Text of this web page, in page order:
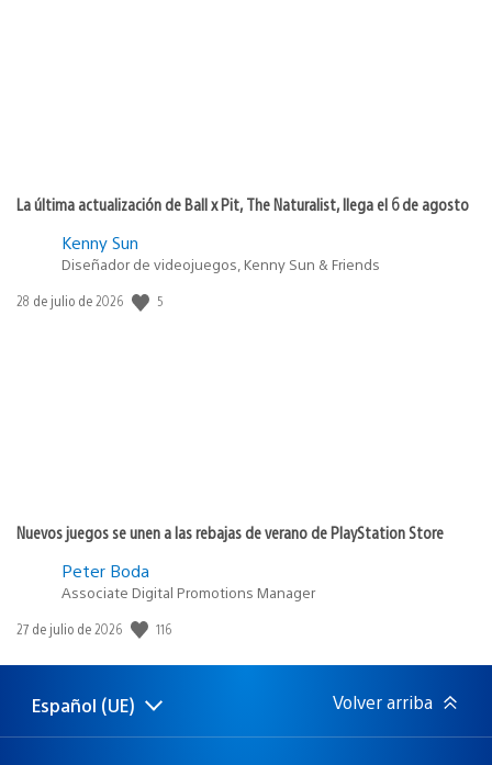
La última actualización de Ball x Pit, The Naturalist, llega el 6 de agosto
Kenny Sun
Diseñador de videojuegos, Kenny Sun & Friends
Fecha
28 de julio de 2026 5
Nuevos juegos se unen a las rebajas de verano de PlayStation Store
Peter Boda
Associate Digital Promotions Manager
Fecha
publicación:
27 de julio de 2026 116
Selecciona
una
Región
actual:
Español (UE) Volver arriba